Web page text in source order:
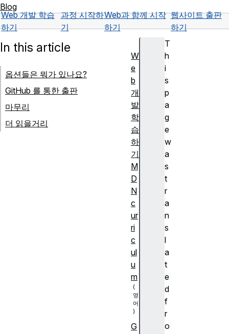
Blog
Web 개발 학습
하기
과정 시작하
기
Web과 함께 시작
하기
웹사이트 출판
하기
T
h
i
s
p
a
g
e
w
a
s
t
r
a
n
s
l
a
t
e
d
f
r
o
In this article
옵션들은 뭐가 있나요?
GitHub 를 통한 출판
마무리
더 읽을거리
W
e
b
개
발
학
습
하
기
M
D
N
c
ur
ri
c
ul
u
m
G